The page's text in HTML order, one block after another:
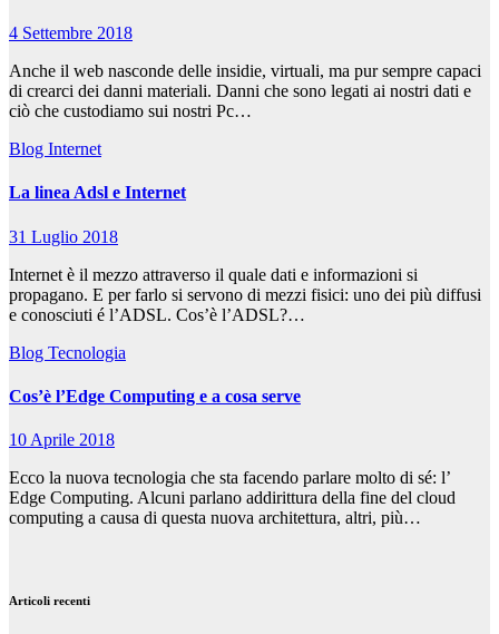
4 Settembre 2018
Anche il web nasconde delle insidie, virtuali, ma pur sempre capaci
di crearci dei danni materiali. Danni che sono legati ai nostri dati e
ciò che custodiamo sui nostri Pc…
Blog Internet
La linea Adsl e Internet
31 Luglio 2018
Internet è il mezzo attraverso il quale dati e informazioni si
propagano. E per farlo si servono di mezzi fisici: uno dei più diffusi
e conosciuti é l’ADSL. Cos’è l’ADSL?…
Blog Tecnologia
Cos’è l’Edge Computing e a cosa serve
10 Aprile 2018
Ecco la nuova tecnologia che sta facendo parlare molto di sé: l’
Edge Computing. Alcuni parlano addirittura della fine del cloud
computing a causa di questa nuova architettura, altri, più…
Articoli recenti